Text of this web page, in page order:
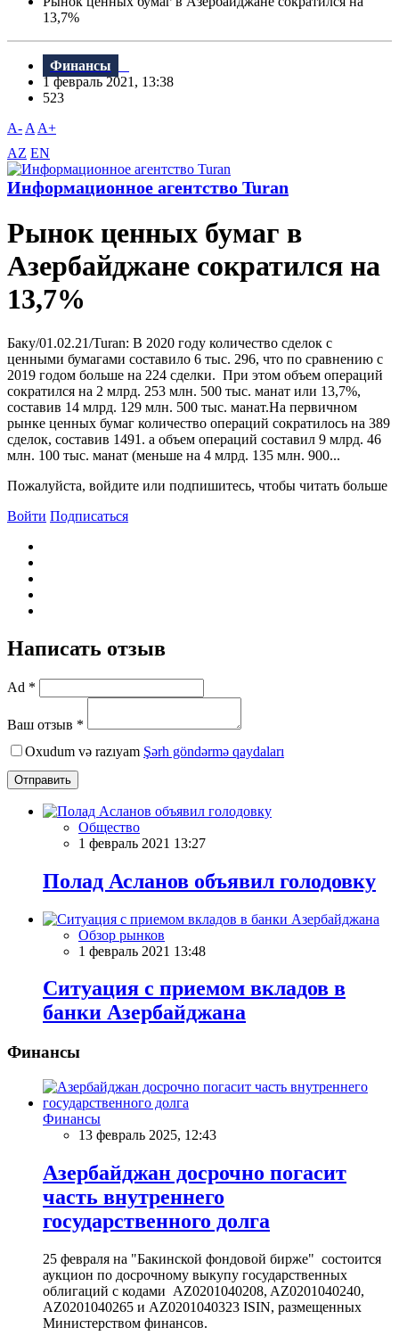
13,7%
Финансы
1 февраль 2021, 13:38
523
A- A A+
AZ EN
Информационное агентство Turan
Рынок ценных бумаг в
Азербайджане сократился на
13,7%
Баку/01.02.21/Turan: В 2020 году количество сделок с
ценными бумагами составило 6 тыс. 296, что по сравнению с
2019 годом больше на 224 сделки. При этом объем операций
сократился на 2 млрд. 253 млн. 500 тыс. манат или 13,7%,
составив 14 млрд. 129 млн. 500 тыс. манат.На первичном
рынке ценных бумаг количество операций сократилось на 389
сделок, составив 1491. а объем операций составил 9 млрд. 46
млн. 100 тыс. манат (меньше на 4 млрд. 135 млн. 900...
Пожалуйста, войдите или подпишитесь, чтобы читать больше
Войти Подписаться
Написать отзыв
Ad *
Ваш отзыв *
Oxudum və razıyam Şərh göndərmə qaydaları
Отправить
Общество
1 февраль 2021 13:27
Полад Асланов объявил голодовку
Обзор рынков
1 февраль 2021 13:48
Ситуация с приемом вкладов в
банки Азербайджана
Финансы
Финансы
13 февраль 2025, 12:43
Азербайджан досрочно погасит
часть внутреннего
государственного долга
25 февраля на "Бакинской фондовой бирже" состоится
аукцион по досрочному выкупу государственных
облигаций с кодами AZ0201040208, AZ0201040240,
AZ0201040265 и AZ0201040323 ISIN, размещенных
Министерством финансов.